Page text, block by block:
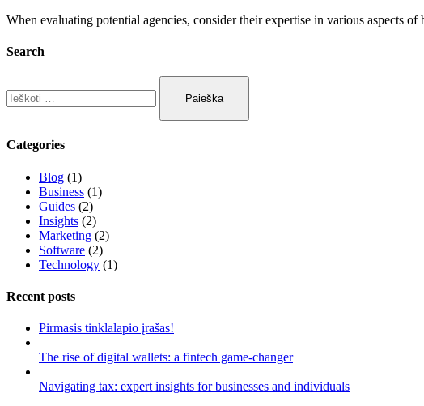
When evaluating potential agencies, consider their expertise in various aspects of
Search
Categories
Blog (1)
Business (1)
Guides (2)
Insights (2)
Marketing (2)
Software (2)
Technology (1)
Recent posts
Pirmasis tinklalapio įrašas!
The rise of digital wallets: a fintech game-changer
Navigating tax: expert insights for businesses and individuals